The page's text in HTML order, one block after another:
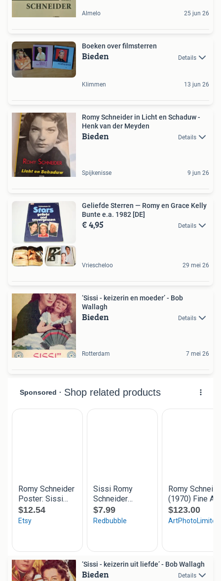
Almelo 25 jun 26
Boeken over filmsterren
Bieden Details
Klimmen 13 jun 26
Romy Schneider in Licht en Schaduw -
Henk van der Meyden
Bieden Details
Spijkenisse 9 jun 26
Geliefde Sterren — Romy en Grace Kelly
Bunte e.a. 1982 [DE]
€ 4,95 Details
Vriescheloo 29 mei 26
‘Sissi - keizerin en moeder’ - Bob
Wallagh
Bieden Details
Rotterdam 7 mei 26
‘Sissi - keizerin uit liefde’ - Bob Wallagh
Bieden Details